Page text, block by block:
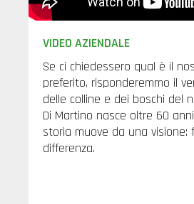
VIDEO AZIENDALE
Se ci chiedessero qual è il
preferito, risponderemmo il
delle colline e dei boschi del
Di Martino nasce oltre 60
storia muove da una visione:
differenza.